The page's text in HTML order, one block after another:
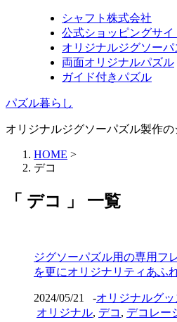
シャフト株式会社
公式ショッピングサイ
オリジナルジグソーパ
両面オリジナルパズル
ガイド付きパズル
パズル暮らし
オリジナルジグソーパズル製作
HOME >
デコ
「 デコ 」 一覧
ジグソーパズル用の専用フ
を更にオリジナリティあふ
2024/05/21 -オリジナルグッ
オリジナル, デコ , デコレー